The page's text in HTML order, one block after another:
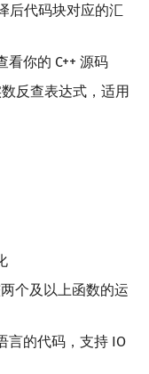
后代码块对应的汇
看你的 C++ 源码
数反查表达式，适用
两个及以上函数的运
言的代码，支持 IO